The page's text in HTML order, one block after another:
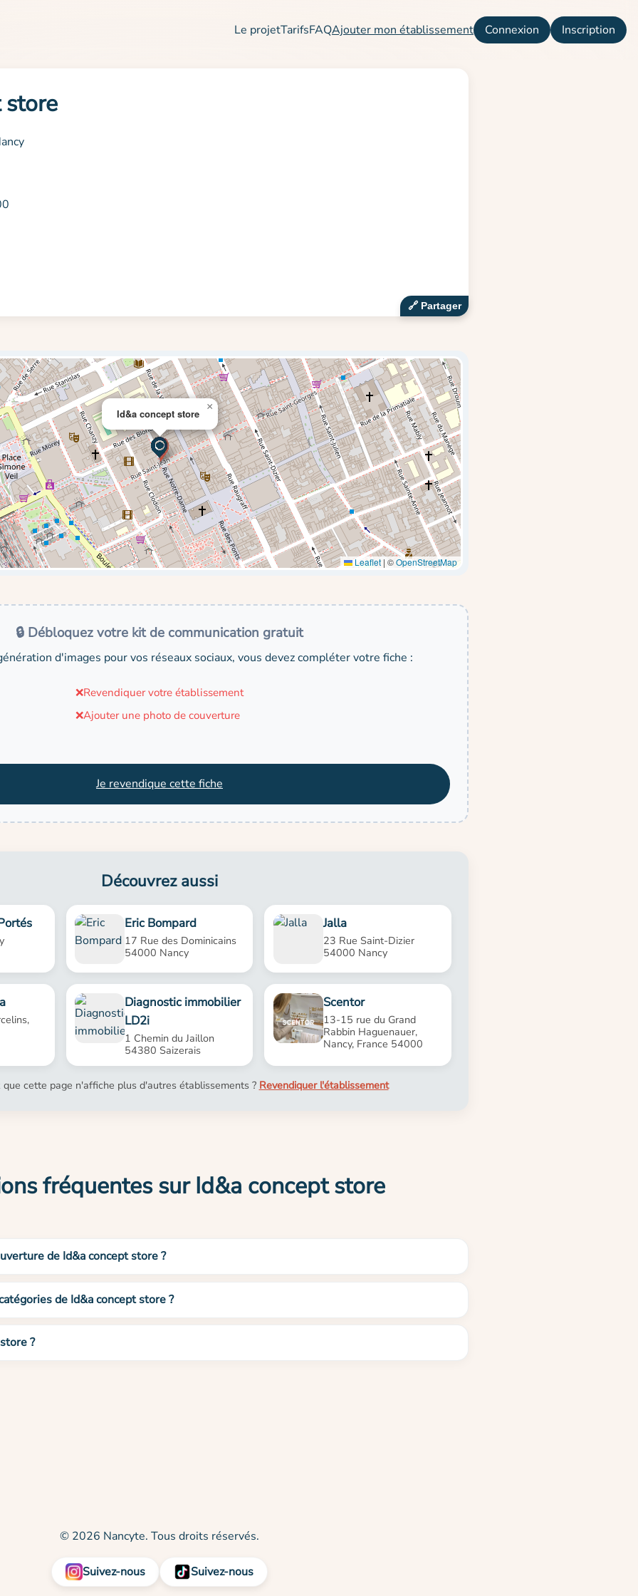
Le projetTarifsFAQAjouter mon établissement Connexion Inscription
store
🔗‍️ Partager
Id&a concept store
×
Leaflet | ©OpenStreetMap
🔒 Débloquez votre kit de communication gratuit
d'images pour vos réseaux sociaux, vous devez compléter votre fiche :
❌Revendiquer votre établissement
❌Ajouter une photo de couverture
Je revendique cette fiche
Découvrez aussi
Eric Bompard
17 Rue des Dominicains
54000 Nancy
Jalla
23 Rue Saint-Dizier
54000 Nancy
Diagnostic immobilier
LD2i
1 Chemin du Jaillon
54380 Saizerais
Scentor
13-15 rue du Grand
Rabbin Haguenauer,
Nancy, France 54000
que cette page n'affiche plus d'autres établissements ? Revendiquer l'établissement
fréquentes sur Id&a concept store
de Id&a concept store ?
de Id&a concept store ?
?
© 2026 Nancyte. Tous droits réservés.
Suivez-nous Suivez-nous